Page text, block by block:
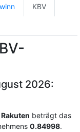
KBV
2026:
Rakuten beträgt das
0.84998.